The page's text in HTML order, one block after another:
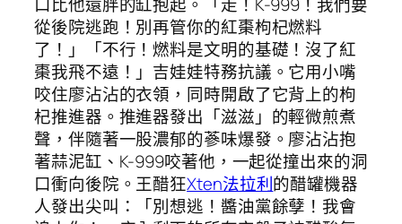
從後院逃跑！別再管你的紅棗枸杞燃料
了！」「不行！燃料是文明的基礎！沒了紅
棗我飛不遠！」吉娃娃特務抗議。它用小嘴
咬住廖沾沾的衣領，同時開啟了它背上的枸
杞推進器。推進器發出「滋滋」的輕微煎煮
聲，伴隨著一股濃郁的蔘味爆發。廖沾沾抱
著蒜泥缸、K-999咬著他，一起從撞出來的洞
口衝向後院。王醋狂Xten法拉利的醋罐機器
人發出尖叫：「別想逃！醬油黨餘孽！我會